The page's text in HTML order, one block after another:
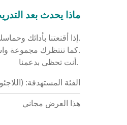
ماذا يحدث بعد
إذا أقنعتنا بأدائك وحماسك، فإن مكانك معنا مضمون.
كما تنتظرك مجموعة واسعة من الآفاق، وخيارات وظيفية متنوعة وفرص تدريب إضافية.
أنت تحظى بدعمنا.
الفئة المستهدفة:
هذا العرض مجاني